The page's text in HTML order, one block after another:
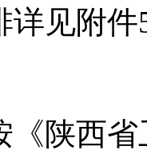
见附件
《陕西